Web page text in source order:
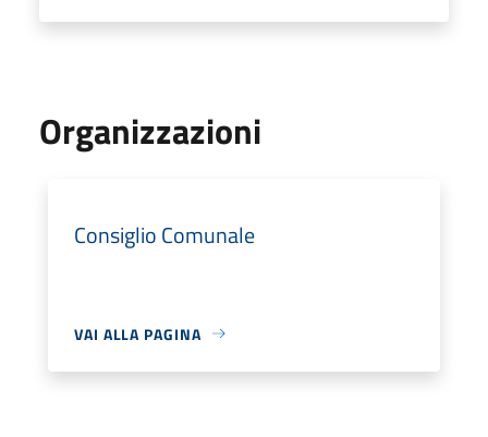
Organizzazioni
Consiglio Comunale
VAI ALLA PAGINA